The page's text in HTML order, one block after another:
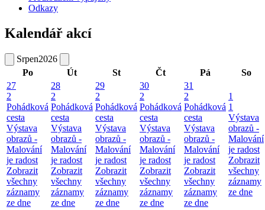
Odkazy
Kalendář akcí
Srpen2026
Po
Út St Čt Pá
So
27
2
Pohádková
cesta
Výstava
obrazů -
Malování
je radost
Zobrazit
všechny
záznamy
ze dne
28
2
Pohádková
cesta
Výstava
obrazů -
Malování
je radost
Zobrazit
všechny
záznamy
ze dne
29
2
Pohádková
cesta
Výstava
obrazů -
Malování
je radost
Zobrazit
všechny
záznamy
ze dne
30
2
Pohádková
cesta
Výstava
obrazů -
Malování
je radost
Zobrazit
všechny
záznamy
ze dne
31
2
Pohádková
cesta
Výstava
obrazů -
Malování
je radost
Zobrazit
všechny
záznamy
ze dne
1
1
Výstava
obrazů -
Malování
je radost
Zobrazit
všechny
záznamy
ze dne